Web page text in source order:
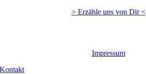
> Erzähle uns von Dir <
Impressum
Kontakt